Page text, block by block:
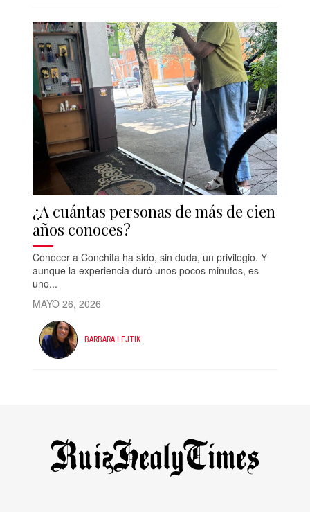
¿A cuántas personas de más de cien
años conoces?
Conocer a Conchita ha sido, sin duda, un privilegio. Y
aunque la experiencia duró unos pocos minutos, es
uno...
MAYO 26, 2026
BARBARA LEJTIK